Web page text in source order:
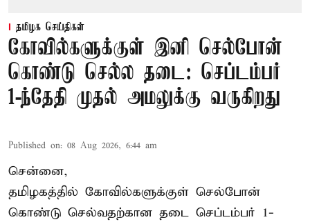
தமிழக செய்திகள்
கோவில்களுக்குள் இனி செல்போன்
கொண்டு செல்ல தடை: செப்டம்பர்
1-ந்தேதி முதல் அமலுக்கு வருகிறது
Published on: 08 Aug 2026, 6:44 am
சென்னை,
தமிழகத்தில் கோவில்களுக்குள் செல்போன்
கொண்டு செல்வதற்கான தடை செப்டம்பர் 1-